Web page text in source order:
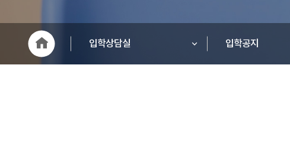
입학상담실 입학공지